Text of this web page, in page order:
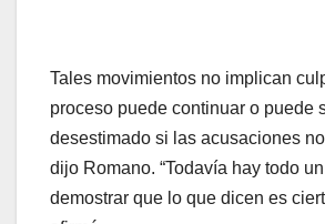
Tales movimientos no implican
proceso puede continuar o puede
desestimado si las acusaciones
dijo Romano. “Todavía hay todo
demostrar que lo que dicen es